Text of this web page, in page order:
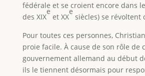
fédérale et se croient encore dans
des XIX
e
et XX
e
siècles) se révoltent
Pour toutes ces personnes,
proie facile. À cause de son rôle de
gouvernement allemand au début
ils le tiennent désormais pour